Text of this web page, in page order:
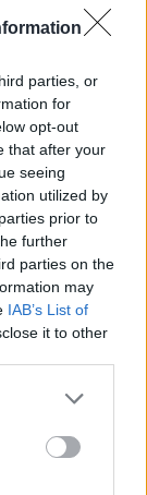
parties, or
for
opt-out
that after your
seeing
utilized by
prior to
further
parties on the
may
IAB’s List of
it to other
more Google
may click to
tags to
Google
az erdélyiek
a magyar
a
de belső
szobor